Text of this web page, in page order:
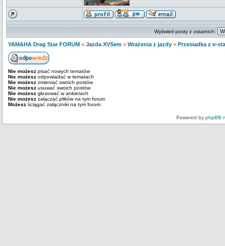
Wyświetl posty z ostatnich:
YAMAHA Drag Star FORUM » Jazda XVSem » Wrażenia z jazdy » Przesiadka z v-
Nie możesz pisać nowych tematów
Nie możesz odpowiadać w tematach
Nie możesz zmieniać swoich postów
Nie możesz usuwać swoich postów
Nie możesz głosować w ankietach
Nie możesz załączać plików na tym forum
Możesz ściągać załączniki na tym forum
Powered by phpBB